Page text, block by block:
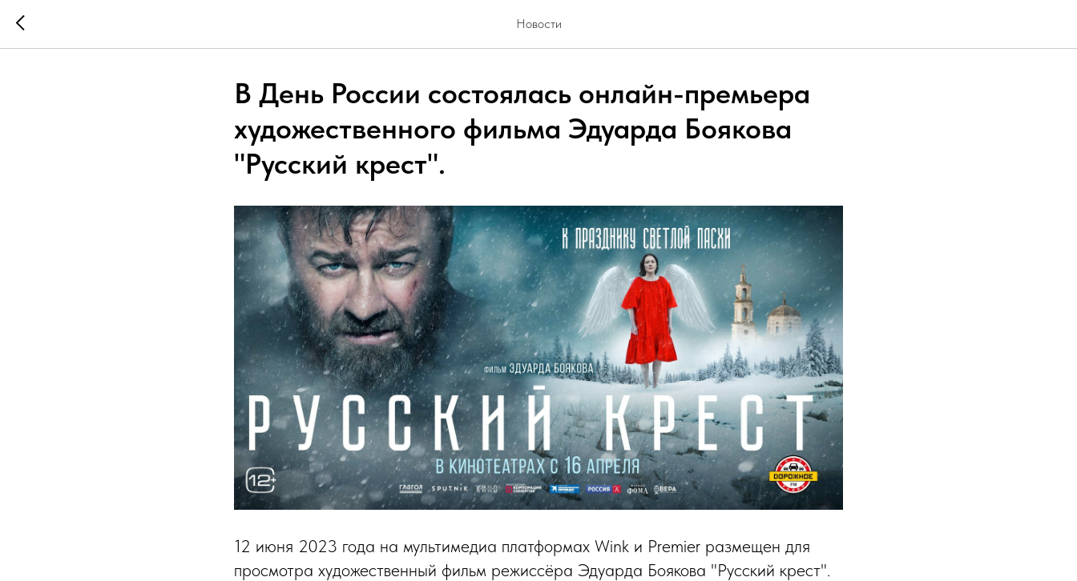
Новости
В День России состоялась онлайн-премьера
художественного фильма Эдуарда Боякова
"Русский крест".
12 июня 2023 года на мультимедиа платформах Wink и Premier размещен для
просмотра художественный фильм режиссёра Эдуарда Боякова "Русский крест".